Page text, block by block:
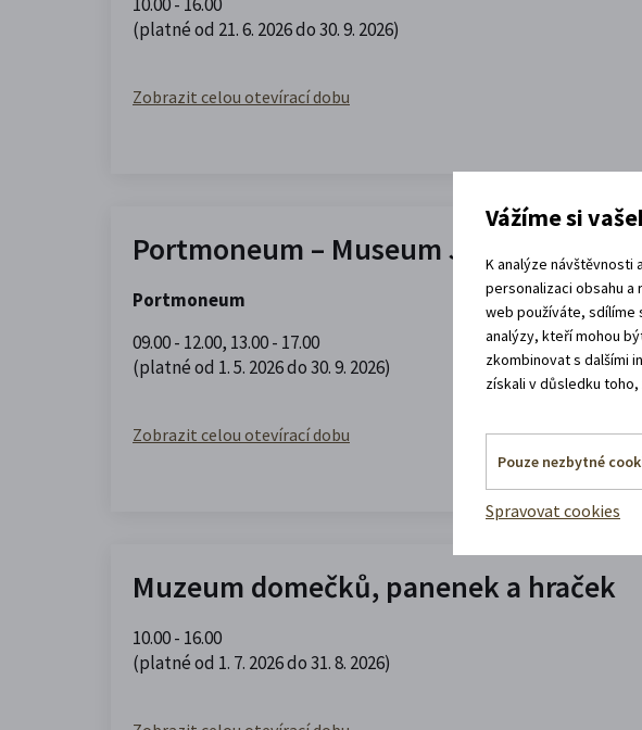
(platné od 21. 6. 2026 do 30. 9. 2026)
Zobrazit celou otevírací dobu
Portmoneum – Museum Josefa Váchala
Portmoneum
09.00 - 12.00, 13.00 - 17.00
(platné od 1. 5. 2026 do 30. 9. 2026)
Zobrazit celou otevírací dobu
Muzeum domečků, panenek a hraček
10.00 - 16.00
(platné od 1. 7. 2026 do 31. 8. 2026)
Vážíme si
K analýze návštěvnosti
personalizaci obsahu a
web používáte, sdílíme
analýzy, kteří mohou
zkombinovat s dalšími
získali v důsledku
Pouze nezbytné
Spravovat cookies